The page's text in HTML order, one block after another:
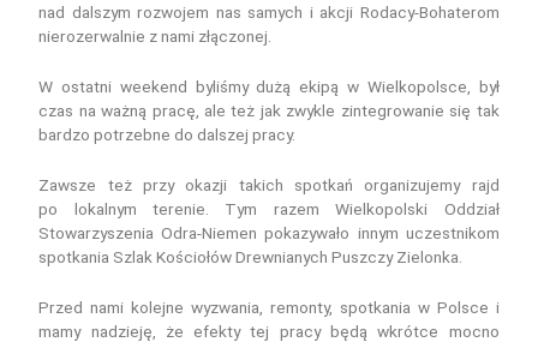
nad dalszym rozwojem nas samych i akcji Rodacy-Bohaterom
nierozerwalnie z nami złączonej.
W ostatni weekend byliśmy dużą ekipą w Wielkopolsce, był
czas na ważną pracę, ale też jak zwykle zintegrowanie się tak
bardzo potrzebne do dalszej pracy.
Zawsze też przy okazji takich spotkań organizujemy rajd
po lokalnym terenie. Tym razem Wielkopolski Oddział
Stowarzyszenia Odra-Niemen pokazywało innym uczestnikom
spotkania Szlak Kościołów Drewnianych Puszczy Zielonka.
Przed nami kolejne wyzwania, remonty, spotkania w Polsce i
mamy nadzieję, że efekty tej pracy będą wkrótce mocno